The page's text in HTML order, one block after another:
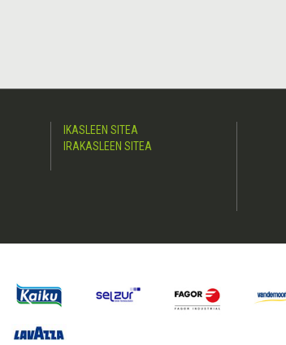
IKASLEEN SITEA
IRAKASLEEN SITEA